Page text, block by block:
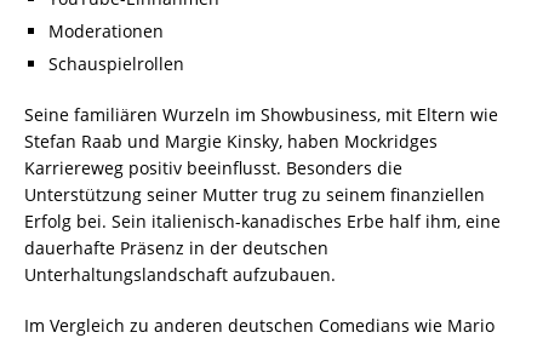
Moderationen
Schauspielrollen
Seine familiären Wurzeln im Showbusiness, mit Eltern wie
Stefan Raab und Margie Kinsky, haben Mockridges
Karriereweg positiv beeinflusst. Besonders die
Unterstützung seiner Mutter trug zu seinem finanziellen
Erfolg bei. Sein italienisch-kanadisches Erbe half ihm, eine
dauerhafte Präsenz in der deutschen
Unterhaltungslandschaft aufzubauen.
Im Vergleich zu anderen deutschen Comedians wie Mario